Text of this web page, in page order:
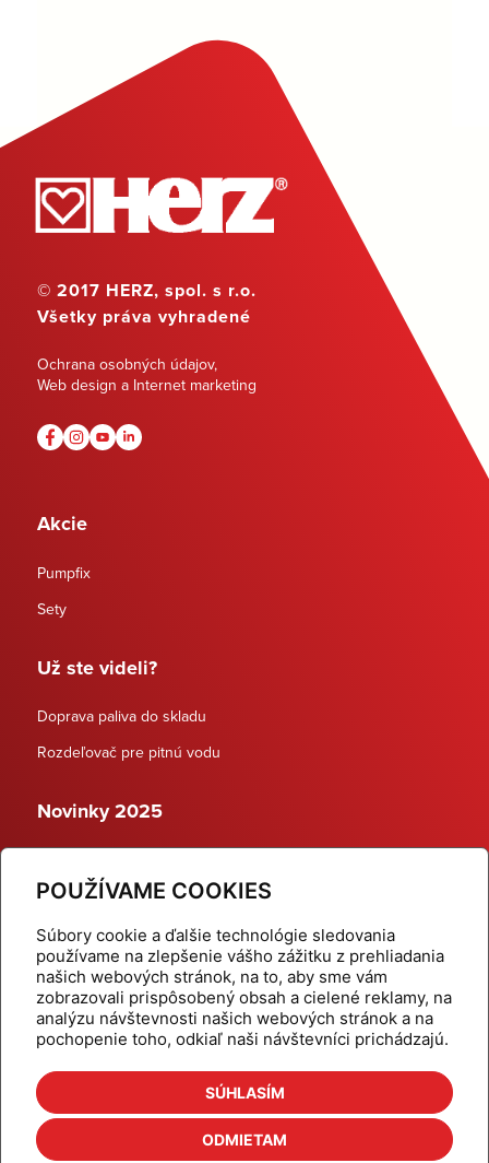
POUŽÍVAME COOKIES
Súbory cookie a ďalšie technológie sledovania
používame na zlepšenie vášho zážitku z prehliadania
našich webových stránok, na to, aby sme vám
zobrazovali prispôsobený obsah a cielené reklamy, na
analýzu návštevnosti našich webových stránok a na
pochopenie toho, odkiaľ naši návštevníci prichádzajú.
SÚHLASÍM
ODMIETAM
© 2017 HERZ, spol. s r.o.
Všetky práva vyhradené
Ochrana osobných údajov,
Web design a Internet marketing
Akcie
Pumpfix
Sety
Už ste videli?
Doprava paliva do skladu
Rozdeľovač pre pitnú vodu
Novinky 2025
Dynamické termostatické ventily
Domov
Produkty
Aktuality
Odber šikovné tipy
Kalkulačky
Cenníky
Na stiahnutie
Referencie
Kontakt